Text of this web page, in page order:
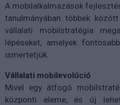
A mobilalkalmazások
tanulmányában többek
vállalati mobilstratégia
lépéseket, amelyek
ismertetjük.
Vállalati mobilevolúció
Mivel egy átfogó
központi eleme, és új